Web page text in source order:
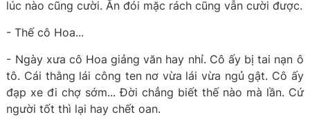
lúc nào cũng cười. Ăn đói mặc rách cũng vẫn cười được.
- Thế cô Hoa...
- Ngày xưa cô Hoa giảng văn hay nhỉ. Cô ấy bị tai nạn ô
tô. Cái thằng lái công ten nơ vừa lái vừa ngủ gật. Cô ấy
đạp xe đi chợ sớm... Đời chẳng biết thế nào mà lần. Cứ
người tốt thì lại hay chết oan.